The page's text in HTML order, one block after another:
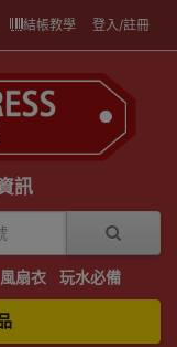
結帳教學 登入/註冊
訊
風扇衣 玩水必備